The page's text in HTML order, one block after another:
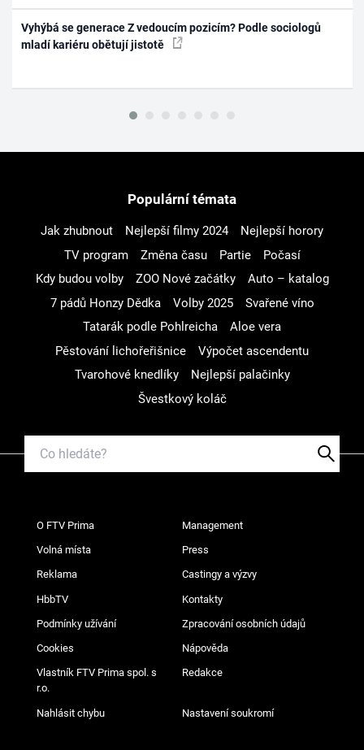
Vyhýbá se generace Z vedoucím pozicím? Podle sociologů
mladí kariéru obětují jistotě
Populární témata
Jak zhubnout Nejlepší filmy 2024
Nejlepší horory
TV program
Změna času Partie
Počasí
Kdy budou volby
ZOO Nové začátky
Auto – katalog
7 pádů Honzy Dědka
Volby 2025
Svařené víno
Tatarák podle Pohlreicha
Aloe vera
Pěstování lichořeřišnice
Výpočet ascendentu
Tvarohové knedlíky
Nejlepší palačinky
Švestkový koláč
O FTV Prima Management
Volná místa Press
Reklama Castingy a výzvy
HbbTV Kontakty
Podmínky užívání Zpracování osobních údajů
Cookies Nápověda
Vlastník FTV Prima spol. s
r.o.
Redakce
Nahlásit chybu Nastavení soukromí